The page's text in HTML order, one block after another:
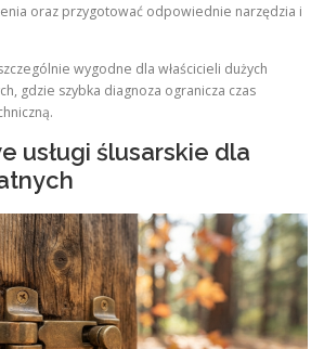
oraz przygotować odpowiednie narzędzia i
wygodne dla właścicieli dużych
gdzie szybka diagnoza ogranicza czas
usługi ślusarskie dla